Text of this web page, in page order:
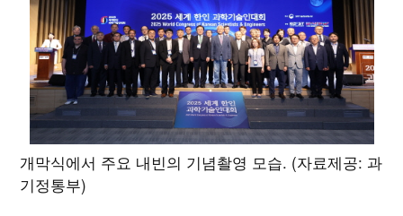
개막식에서 주요 내빈의 기념촬영 모습. (자료제공: 과
기정통부)